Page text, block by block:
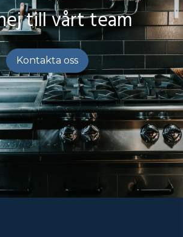
till vårt team
Kontakta oss